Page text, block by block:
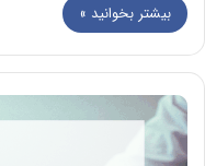
بیشتر بخوانید »